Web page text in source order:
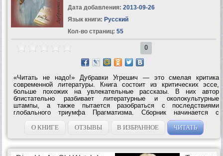
Дата добавления: 2013-09-26
Язык книги: Русский
Кол-во страниц: 55
0
«Читать не надо!» Дубравки Угрешич — это смелая критика
современной литературы. Книга состоит из критических эссе,
больше похожих на увлекательные рассказы. В них автор
блистательно разбивает литературные и околокультурные
штампы, а также пытается разобраться с последствиями
глобального триумфа Прагматизма. Сборник начинается с
остроумной критики книгоиздательского дела, от которой Угрешич
переходит к гораздо более серьезным...
О КНИГЕ ОТЗЫВЫ В ИЗБРАННОЕ ЧИТАТЬ